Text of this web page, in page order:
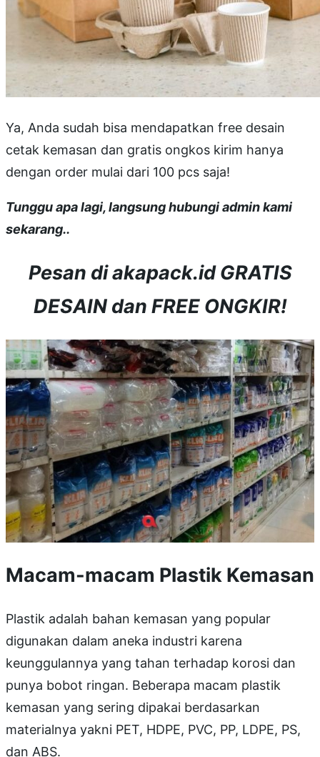
Ya, Anda sudah bisa mendapatkan free desain
cetak kemasan dan gratis ongkos kirim hanya
dengan order mulai dari 100 pcs saja!
Tunggu apa lagi, langsung hubungi admin kami
sekarang..
Pesan di akapack.id GRATIS
DESAIN dan FREE ONGKIR!
Macam-macam Plastik Kemasan
Plastik adalah bahan kemasan yang popular
digunakan dalam aneka industri karena
keunggulannya yang tahan terhadap korosi dan
punya bobot ringan. Beberapa macam plastik
kemasan yang sering dipakai berdasarkan
materialnya yakni PET, HDPE, PVC, PP, LDPE, PS,
dan ABS.